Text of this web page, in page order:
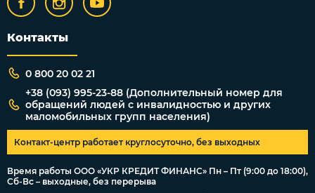
Контакты
0 800 20 02 21
+38 (093) 995-23-88 (Дополнительный номер для
обращений людей с инвалидностью и других
маломобильных групп населения)
Контакт-центр работает круглосуточно, без выходных
Время работы ООО «УКР КРЕДИТ ФИНАНС» Пн – Пт (9:00 до 18:00),
Сб-Вс – выходные, без перерыва